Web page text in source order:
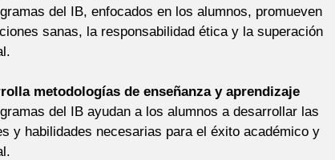
del IB, enfocados en los alumnos, promueven
sanas, la responsabilidad ética y la superación
metodologías de enseñanza y aprendizaje
del IB ayudan a los alumnos a desarrollar las
y habilidades necesarias para el éxito académico y